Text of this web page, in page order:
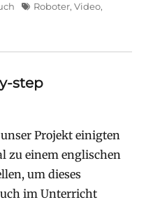
TagsRoboter, Video,
step
Projekt einigten
zu einem englischen
um dieses
im Unterricht